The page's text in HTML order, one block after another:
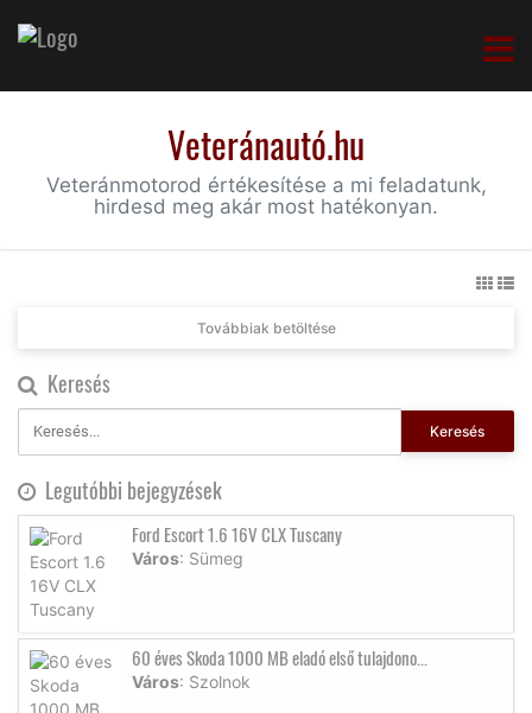
Veteránautó.hu
Veteránmotorod értékesítése a mi feladatunk,
hirdesd meg akár most hatékonyan.
Továbbiak betöltése
Keresés
Keresés
Legutóbbi bejegyzések
Ford Escort 1.6 16V CLX Tuscany
Város: Sümeg
60 éves Skoda 1000 MB eladó első tulajdono...
Város: Szolnok